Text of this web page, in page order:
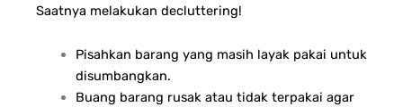
Saatnya melakukan decluttering!
Pisahkan barang yang masih layak pakai untuk
disumbangkan.
Buang barang rusak atau tidak terpakai agar